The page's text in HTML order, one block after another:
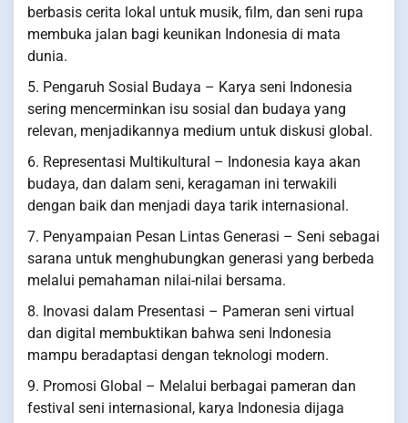
berbasis cerita lokal untuk musik, film, dan seni rupa
membuka jalan bagi keunikan Indonesia di mata
dunia.
5. Pengaruh Sosial Budaya – Karya seni Indonesia
sering mencerminkan isu sosial dan budaya yang
relevan, menjadikannya medium untuk diskusi global.
6. Representasi Multikultural – Indonesia kaya akan
budaya, dan dalam seni, keragaman ini terwakili
dengan baik dan menjadi daya tarik internasional.
7. Penyampaian Pesan Lintas Generasi – Seni sebagai
sarana untuk menghubungkan generasi yang berbeda
melalui pemahaman nilai-nilai bersama.
8. Inovasi dalam Presentasi – Pameran seni virtual
dan digital membuktikan bahwa seni Indonesia
mampu beradaptasi dengan teknologi modern.
9. Promosi Global – Melalui berbagai pameran dan
festival seni internasional, karya Indonesia dijaga